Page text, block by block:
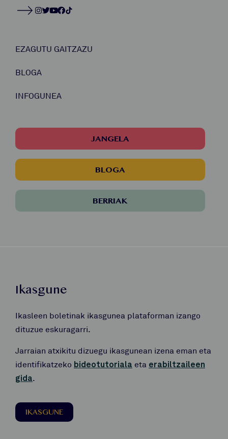
EZAGUTU GAITZAZU
BLOGA
INFOGUNEA
JANGELA
BLOGA
BERRIAK
Ikasgune
Ikasleen boletinak ikasgunea plataforman izango
dituzue eskuragarri.
Jarraian atxikitu dizuegu ikasgunean izena eman eta
identifikatzeko bideotutoriala eta erabiltzaileen
gida.
IKASGUNE